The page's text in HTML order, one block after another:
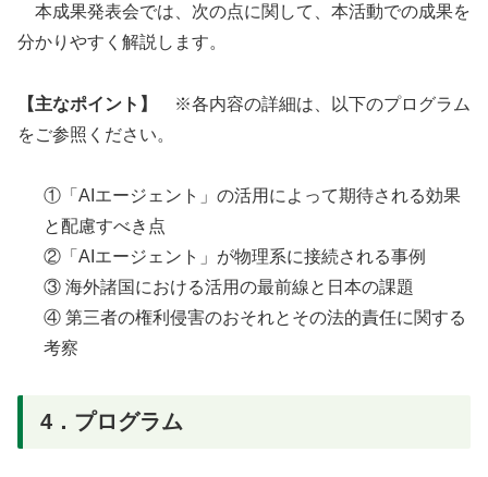
本成果発表会では、次の点に関して、本活動での成果を
分かりやすく解説します。
【主なポイント】
※各内容の詳細は、以下のプログラム
をご参照ください。
①「AIエージェント」の活用によって期待される効果
と配慮すべき点
②「AIエージェント」が物理系に接続される事例
③ 海外諸国における活用の最前線と日本の課題
④ 第三者の権利侵害のおそれとその法的責任に関する
考察
4．プログラム